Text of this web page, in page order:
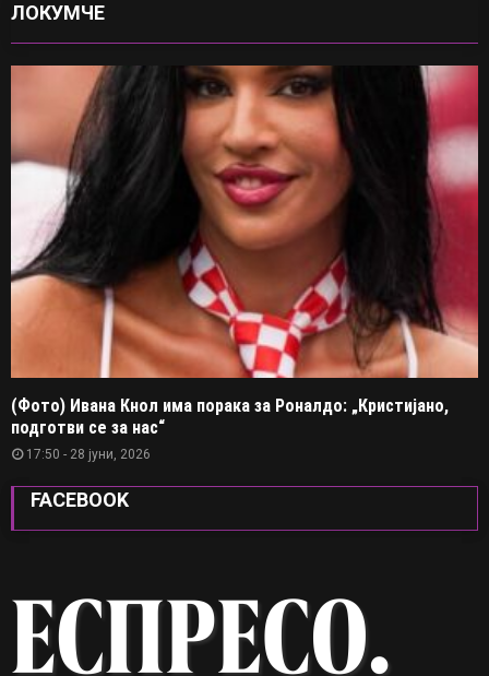
ЛОКУМЧЕ
(Фото) Ивана Кнол има порака за Роналдо: „Кристијано,
подготви се за нас“
17:50 - 28 јуни, 2026
FACEBOOK